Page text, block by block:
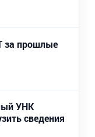
за прошлые
УНК
сведения